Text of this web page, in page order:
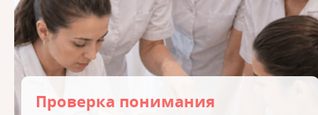
Проверка понимания